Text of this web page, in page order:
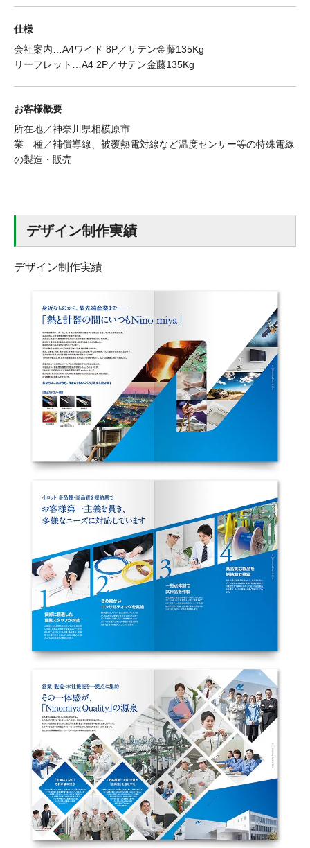
仕様
会社案内…A4ワイド 8P／サテン金藤135Kg
リーフレット…A4 2P／サテン金藤135Kg
お客様概要
所在地／神奈川県相模原市
業 種／補償導線、被覆熱電対線など温度センサー等の特殊電線
の製造・販売
デザイン制作実績
デザイン制作実績